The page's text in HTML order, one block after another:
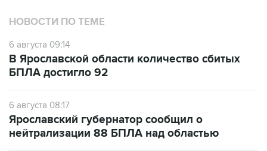
НОВОСТИ ПО ТЕМЕ
6 августа 09:14
В Ярославской области количество сбитых
БПЛА достигло 92
6 августа 08:17
Ярославский губернатор сообщил о
нейтрализации 88 БПЛА над областью